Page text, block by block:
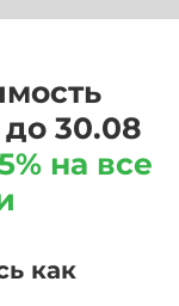
30.08
на все
как